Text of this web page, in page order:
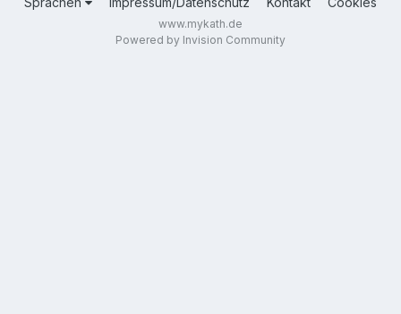
www.mykath.de
Powered by Invision Community